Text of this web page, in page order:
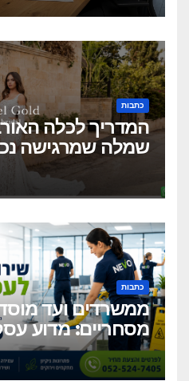
כתבות
המדריך לכלה
שמלה שמרגישה
ונראית מושלם
כתבות
ממשרדים ועד
מסחריים: מדוע
כיום שירותי ניקיון
וגמישים?